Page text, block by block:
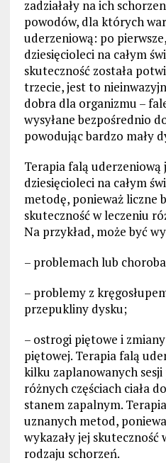
zadziałały na ich
powodów, dla których
uderzeniową: po
dziesięcioleci na całym
skuteczność została
trzecie, jest to
dobra dla organizmu –
wysyłane bezpośrednio
powodując bardzo mały
Terapia falą uderzeniową
dziesięcioleci na całym
metodę, ponieważ liczne
skuteczność w leczeniu
Na przykład, może być
– problemach lub
– problemy z
przepukliny dysku;
– ostrogi piętowe i
piętowej. Terapia falą
kilku zaplanowanych
różnych częściach ciała
stanem zapalnym.
uznanych metod,
wykazały jej skuteczność
rodzaju schorzeń.